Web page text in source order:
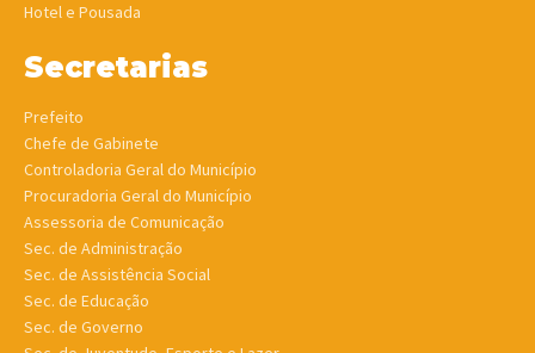
Hotel e Pousada
Secretarias
Prefeito
Chefe de Gabinete
Controladoria Geral do Município
Procuradoria Geral do Município
Assessoria de Comunicação
Sec. de Administração
Sec. de Assistência Social
Sec. de Educação
Sec. de Governo